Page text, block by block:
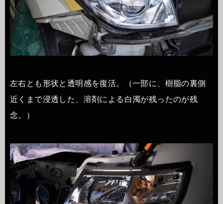
左右とも形状と透明感を復活。（一部に、樹脂の裏側
近くまで浸透した、溶剤による白濁が残ったのが残
念。）